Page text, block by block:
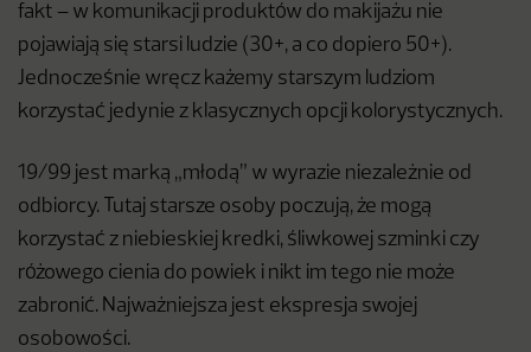
fakt – w komunikacji produktów do makijażu nie
pojawiają się starsi ludzie (30+, a co dopiero 50+).
Jednocześnie wręcz każemy starszym ludziom
korzystać jedynie z klasycznych opcji kolorystycznych.
19/99 jest marką „młodą” w wyrazie niezależnie od
odbiorcy. Tutaj starsze osoby poczują, że mogą
korzystać z niebieskiej kredki, śliwkowej szminki czy
różowego cienia do powiek i nikt im tego nie może
zabronić. Najważniejsza jest ekspresja swojej
osobowości.